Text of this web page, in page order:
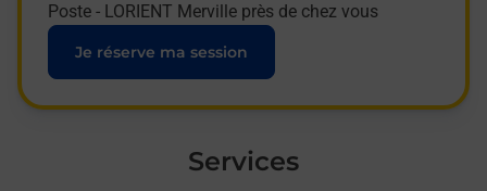
Poste - LORIENT Merville près de chez vous
Je réserve ma session
Services